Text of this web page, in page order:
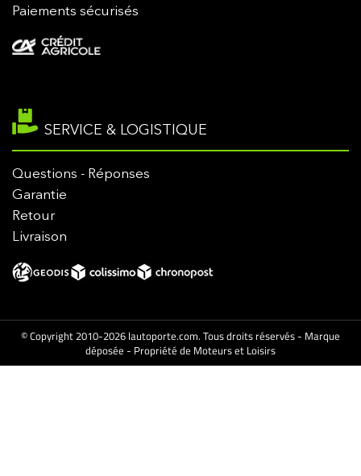
Paiements sécurisés
SERVICE & LOGISTIQUE
Questions - Réponses
Garantie
Retour
Livraison
© Copyright 2010-2026 lautoporte.com. Tous droits réservés - Marque
déposée - Propriété de Moteurs et Loisirs